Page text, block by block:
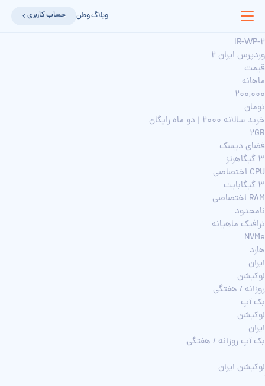
وبلاگ وطن حساب کاربری
IR-WP-2
وردپرس ایران 2
قیمت
ماهانه
200,000
تومان
خرید سالانه 2000 | دو ماه رایگان
2GB
فضای دیسک
3 گیگاهرتز
CPU اختصاصی
3 گیگابایت
RAM اختصاصی
نامحدود
ترافیک ماهیانه
NVMe
هارد
ایران
لوکیشن
روزانه / هفتگی
بک آپ
لوکیشن
ایران
بک آپ روزانه / هفتگی
لوکیشن ایران